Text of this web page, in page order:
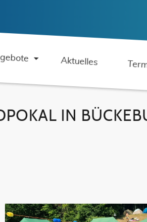
Aktuelles
IN